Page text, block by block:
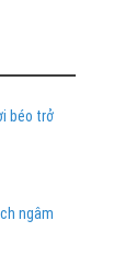
béo trở
ngâm